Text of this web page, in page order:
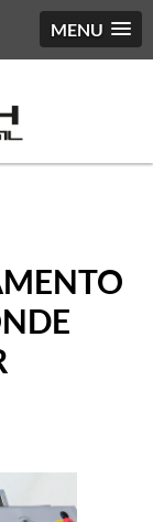
MENU